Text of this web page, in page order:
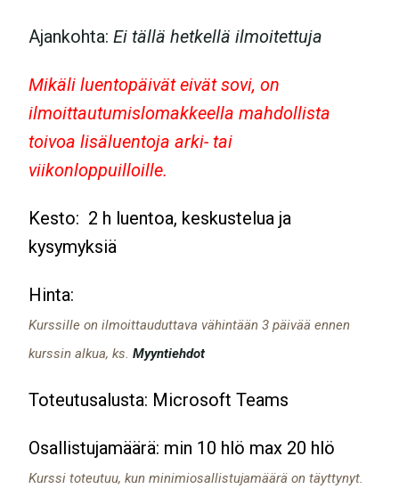
Ajankohta: Ei tällä hetkellä ilmoitettuja
Mikäli luentopäivät eivät sovi, on
ilmoittautumislomakkeella mahdollista
toivoa lisäluentoja arki- tai
viikonloppuilloille.
Kesto: 2 h luentoa, keskustelua ja
kysymyksiä
Hinta:
Kurssille on ilmoittauduttava vähintään 3 päivää ennen
kurssin alkua, ks. Myyntiehdot
Toteutusalusta: Microsoft Teams
Osallistujamäärä: min 10 hlö max 20 hlö
Kurssi toteutuu, kun minimiosallistujamäärä on täyttynyt.